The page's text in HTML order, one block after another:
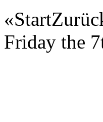
«Start
Friday the